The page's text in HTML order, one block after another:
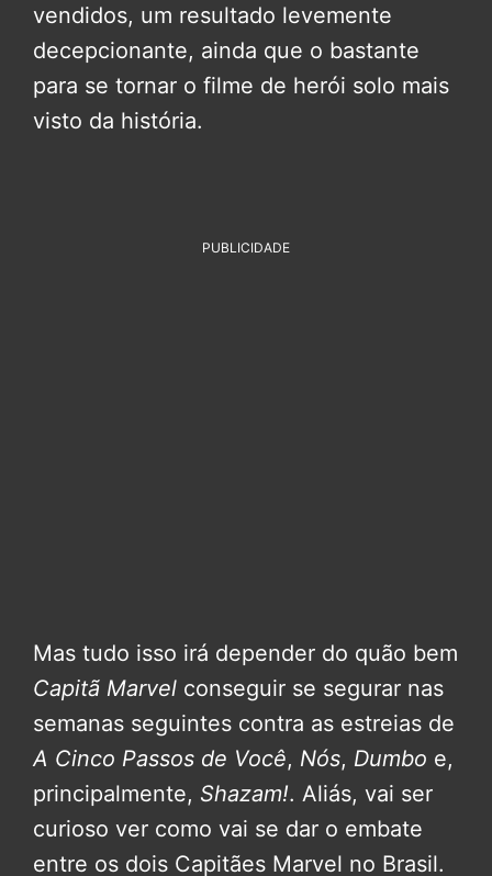
vendidos, um resultado levemente
decepcionante, ainda que o bastante
para se tornar o filme de herói solo mais
visto da história.
PUBLICIDADE
Mas tudo isso irá depender do quão bem
Capitã Marvel conseguir se segurar nas
semanas seguintes contra as estreias de
A Cinco Passos de Você, Nós, Dumbo e,
principalmente, Shazam!. Aliás, vai ser
curioso ver como vai se dar o embate
entre os dois Capitães Marvel no Brasil.